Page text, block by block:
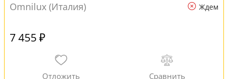
Omnilux (Италия)
Ждем
7 455 ₽